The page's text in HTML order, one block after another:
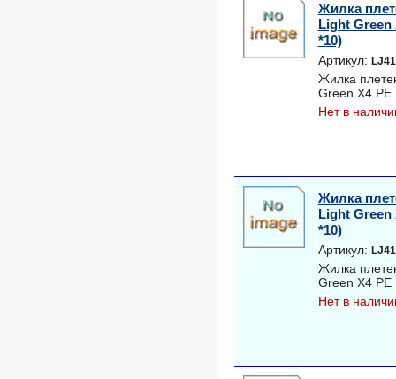
Жилка
Light Green
*10)
Артикул:
Жилка
Green Х4 PE
Нет в
Жилка
Light Green
*10)
Артикул:
Жилка
Green Х4 PE
Нет в